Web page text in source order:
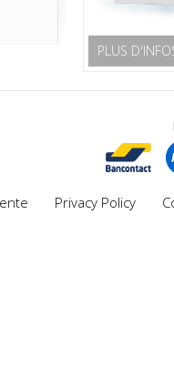
PLUS
Privacy Policy